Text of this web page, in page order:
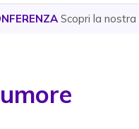
Scopri la nostra